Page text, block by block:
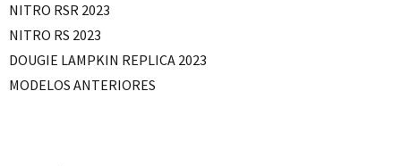
NITRO RSR 2023
NITRO RS 2023
DOUGIE LAMPKIN REPLICA 2023
MODELOS ANTERIORES